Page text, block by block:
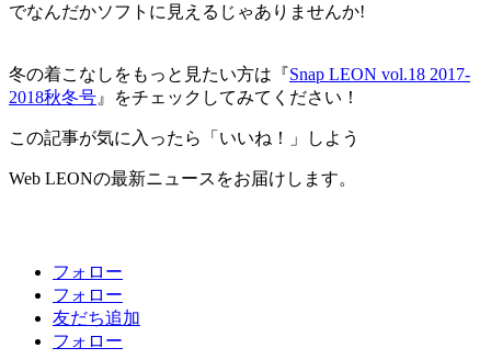
でなんだかソフトに見えるじゃありませんか!
冬の着こなしをもっと見たい方は『Snap LEON vol.18 2017-
2018秋冬号 』をチェックしてみてください！
この記事が気に入ったら「いいね！」しよう
Web LEONの最新ニュースをお届けします。
フォロー
フォロー
友だち追加
フォロー